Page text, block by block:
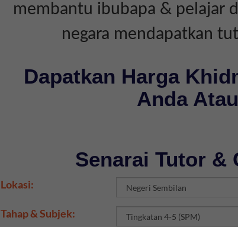
membantu ibubapa & pelajar
negara mendapatkan
Dapatkan Harga
Anda
Senarai Tutor &
Lokasi:
Tahap & Subjek: